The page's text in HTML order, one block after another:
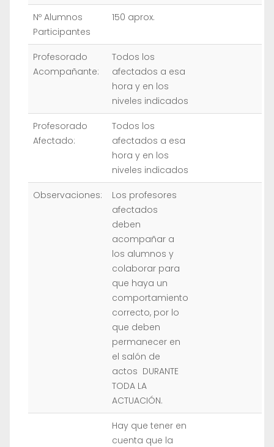
Nº Alumnos
Participantes
150 aprox.
Profesorado
Acompañante:
Todos los
afectados a esa
hora y en los
niveles indicados
Profesorado
Afectado:
Todos los
afectados a esa
hora y en los
niveles indicados
Observaciones:
Los profesores
afectados
deben
acompañar a
los alumnos y
colaborar para
que haya un
comportamiento
correcto, por lo
que deben
permanecer en
el salón de
actos DURANTE
TODA LA
ACTUACIÓN.
Hay que tener en
cuenta que la